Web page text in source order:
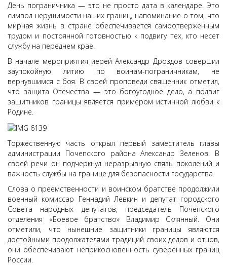
День пограничника — это не просто дата в календаре. Это
символ нерушимости наших границ, напоминание о том, что
мирная жизнь в стране обеспечивается самоотверженным
трудом и постоянной готовностью к подвигу тех, кто несет
службу на переднем крае.
В начале мероприятия иерей Александр Дроздов совершил
заупокойную литию по воинам-пограничникам, не
вернувшимся с боя. В своей проповеди священник отметил,
что защита Отечества — это богоугодное дело, а подвиг
защитников границы является примером истинной любви к
Родине.
Торжественную часть открыл первый заместитель главы
администрации Почепского района Александр Зеленов. В
своей речи он подчеркнул неразрывную связь поколений и
важность службы на границе для безопасности государства.
Слова о преемственности и воинском братстве продолжили
военный комиссар Геннадий Левкин и депутат городского
Совета народных депутатов, председатель Почепского
отделения «Боевое братство» Владимир Склянный. Они
отметили, что нынешние защитники границы являются
достойными продолжателями традиций своих дедов и отцов,
они обеспечивают неприкосновенность суверенных границ
России.